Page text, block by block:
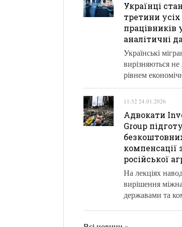
Українці
третини
працівників
аналітичні
Українські
вирізняються
рівнем
11:32 24.01.2026
Адвокати
Group
компенсації
російської
На лекціях
вирішення
державами та